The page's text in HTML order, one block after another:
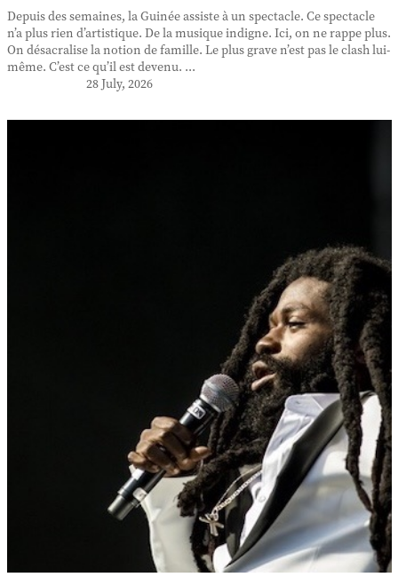
Depuis des semaines, la Guinée assiste à un spectacle. Ce spectacle
n’a plus rien d’artistique. De la musique indigne. Ici, on ne rappe plus.
On désacralise la notion de famille. Le plus grave n’est pas le clash lui-
même. C’est ce qu’il est devenu. ...
28 July, 2026